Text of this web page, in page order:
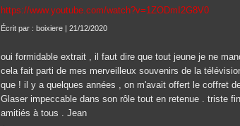
https://www.youtube.com/watch?v=1ZODmI2G8V0
Écrit par : boixiere | 21/12/2020
oui formidable extrait , il faut dire que tout jeune je ne
cela fait parti de mes merveilleux souvenirs de la
que ! il y a quelques années , on m'avait offert le coffret
Glaser impeccable dans son rôle tout en retenue . triste
amitiés à tous . Jean